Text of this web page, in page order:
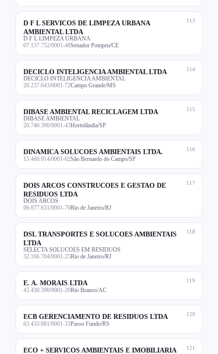
113
D F L SERVICOS DE LIMPEZA URBANA
AMBIENTAL LTDA
D F L LIMPEZA URBANA
07.137.752/0001-48Senador Pompeu/CE
114
DECICLO INTELIGENCIA AMBIENTAL LTDA
DECICLO INTELIGENCIA AMBIENTAL
28.237.643/0001-72Campo Grande/MS
115
DIBASE AMBIENTAL RECICLAGEM LTDA
DIBASE AMBIENTAL
20.740.390/0001-43Hortolândia/SP
116
DINAMICA SOLUCOES AMBIENTAIS LTDA.
15.460.914/0001-02São Bernardo do Campo/SP
117
DOIS ARCOS CONSTRUCOES E GESTAO DE
RESIDUOS LTDA
DOIS ARCOS
06.877.631/0001-70Rio de Janeiro/RJ
118
DSL TRANSPORTES E SOLUCOES AMBIENTAIS
LTDA
SELECTA SOLUCOES EM RESIDUOS
32.166.704/0001-25Rio de Janeiro/RJ
119
E. A. MORAIS LTDA
45.430.590/0001-20Rio Branco/AC
120
ECB GERENCIAMENTO DE RESIDUOS LTDA
63.433.081/0001-33Passo Fundo/RS
121
ECO + SERVICOS AMBIENTAIS E IMOBILIARIA